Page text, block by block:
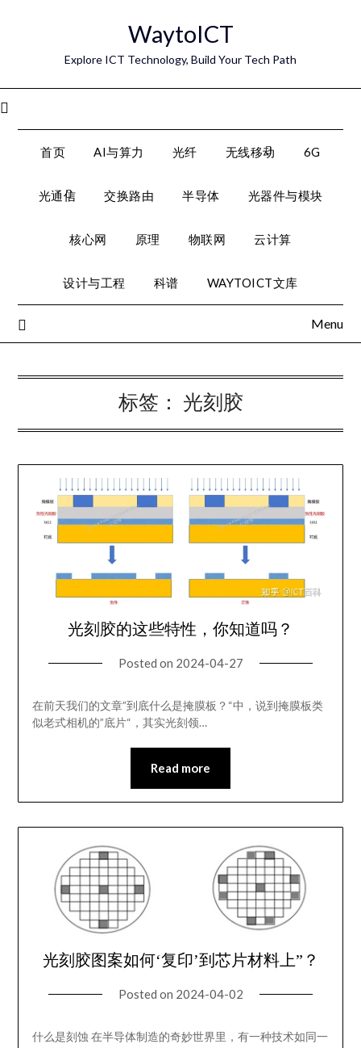
WaytoICT
Explore ICT Technology, Build Your Tech Path
首页 AI与算力 光纤 无线移动 6G
光通信 交换路由 半导体 光器件与模块
核心网 原理 物联网 云计算
设计与工程 科谱 WAYTOICT文库
Menu
标签： 光刻胶
光刻胶的这些特性，你知道吗？
Posted on 2024-04-27
在前天我们的文章”到底什么是掩膜板？“中，说到掩膜板类
似老式相机的”底片“，其实光刻领…
Read more
光刻胶图案如何‘复印’到芯片材料上”？
Posted on 2024-04-02
什么是刻蚀 在半导体制造的奇妙世界里，有一种技术如同一